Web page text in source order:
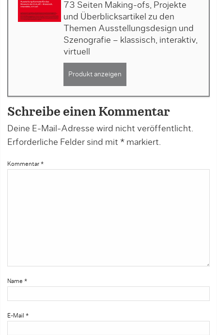
73 Seiten Making-ofs, Projekte
und Überblicksartikel zu den
Themen Ausstellungsdesign und
Szenografie – klassisch, interaktiv,
virtuell
Produkt anzeigen
Schreibe einen Kommentar
Deine E-Mail-Adresse wird nicht veröffentlicht.
Erforderliche Felder sind mit * markiert.
Kommentar *
Name *
E-Mail *